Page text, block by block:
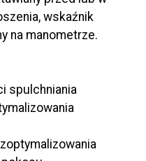
wskaźnik
na manometrze.
spulchniania